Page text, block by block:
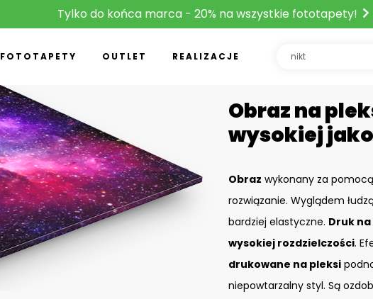
Tylko do końca marca - 20% na wszystkie fototapety!
FOTOTAPETY OUTLET REALIZACJE
Obraz na
wysokiej
Obraz wykonany za
rozwiązanie. Wyglądem
bardziej elastyczne. Druk
wysokiej rozdzielczości.
drukowane na pleksi
niepowtarzalny styl. Są